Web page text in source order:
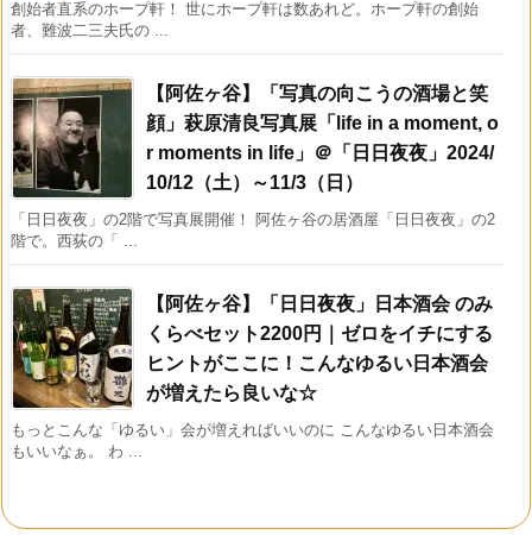
創始者直系のホープ軒！ 世にホープ軒は数あれど。ホープ軒の創始
者、難波二三夫氏の ...
【阿佐ヶ谷】「写真の向こうの酒場と笑
顔」萩原清良写真展「life in a moment, o
r moments in life」＠「日日夜夜」2024/
10/12（土）～11/3（日）
「日日夜夜」の2階で写真展開催！ 阿佐ヶ谷の居酒屋「日日夜夜」の2
階で。西荻の「 ...
【阿佐ヶ谷】「日日夜夜」日本酒会 のみ
くらべセット2200円｜ゼロをイチにする
ヒントがここに！こんなゆるい日本酒会
が増えたら良いな☆
もっとこんな「ゆるい」会が増えればいいのに こんなゆるい日本酒会
もいいなぁ。 わ ...